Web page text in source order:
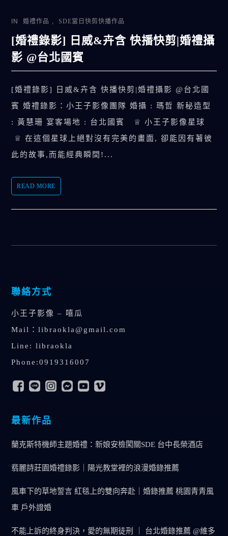
IN 婚禮作品 , SDE當日快剪快播作品
[婚禮錄影] 日威&卉含 快播快剪|婚禮攝
影 @台北國賓
[婚禮錄影] 日威&卉含 快播快剪|婚禮攝影 @台北國
賓 婚禮錄影：小王子影像團隊 婚攝 : 瑪哲 新秘造型
: 黃慧珊 宴客場地 : 台北國賓 ♕ 小王子影像星球
♕ 在這個星球上絕對沒有完美的畫面, 卻能因有著彼
此的故事,而能經典瞬間!...
READ MORE
聯絡方式
小王子影像 – 嘻瓜
Mail：libraokla@gmail.com
Line: libraokla
Phone:0919316007
最新作品
蘭克斯特機師主題婚禮：新娘安檢闖關SDE 台中長榮酒店
翡麗詩莊園婚禮錄影｜陽光教堂裡的浪漫婚錄推薦
風車下的草地誓言 紅毯上的雙向奔赴｜婚錄推薦 桃園青青風
車 戶外證婚
不能上訴的終身判決，愛的無期徒刑 ｜ 台北婚錄推薦 @維多